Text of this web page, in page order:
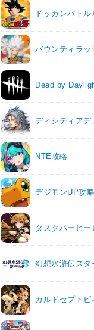
ドッカンバトル
バウンティラッ
Dead by
ディシディアデ
NTE攻略
デジモンUP攻略
タスクバーヒー
幻想水滸伝スタ
カルドセプトビ